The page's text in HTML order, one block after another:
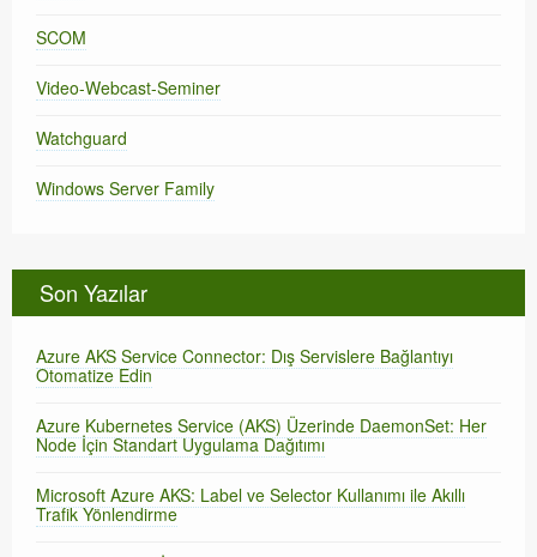
SCOM
Video-Webcast-Seminer
Watchguard
Windows Server Family
Son Yazılar
Azure AKS Service Connector: Dış Servislere Bağlantıyı
Otomatize Edin
Azure Kubernetes Service (AKS) Üzerinde DaemonSet: Her
Node İçin Standart Uygulama Dağıtımı
Microsoft Azure AKS: Label ve Selector Kullanımı ile Akıllı
Trafik Yönlendirme